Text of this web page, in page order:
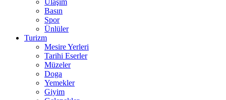
Basın
Spor
Ünlüler
Turizm
Mesire Yerleri
Tarihi Eserler
Müzeler
Doga
Yemekler
Giyim